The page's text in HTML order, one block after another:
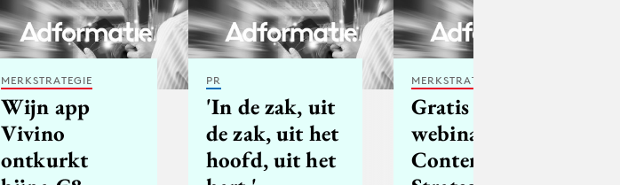
MERKSTRATEGIE
Wijn app
Vivino
ontkurkt
PR
'In de zak, uit
de zak, uit het
hoofd, uit het
MERKSTRATEGIE
Gratis
webinar:
Content